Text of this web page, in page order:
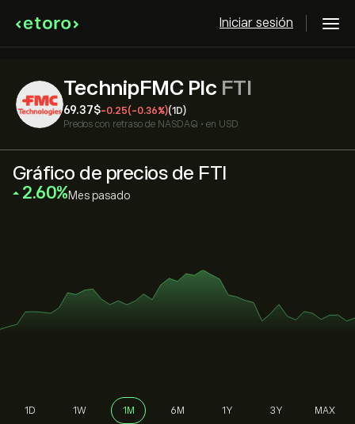
Iniciar sesión
TechnipFMC Plc FTI
69.37‎$‎-0.25(-0.36%)(1D)
Precios con retraso de NASDAQ • en USD
Gráfico de precios de FTI
‎2.60‎ Mes pasado
1D 1W 1M 6M 1Y 3Y MAX